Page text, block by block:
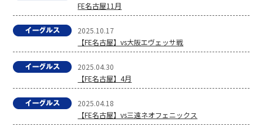
FE名古屋11月
2025.10.17
【FE名古屋】vs大阪エヴェッサ戦
2025.04.30
【FE名古屋】4月
2025.04.18
【FE名古屋】vs三遠ネオフェニックス